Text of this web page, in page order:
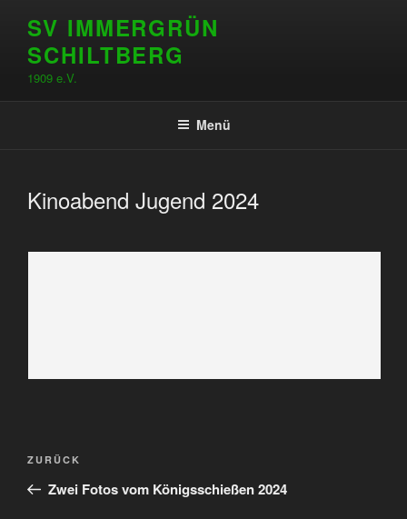
Inhalt
springen
SV IMMERGRÜN
SCHILTBERG
1909 e.V.
Menü
Kinoabend Jugend 2024
Beitragsnavigation
Vorheriger
Beitrag
ZURÜCK
Zwei Fotos vom Königsschießen 2024